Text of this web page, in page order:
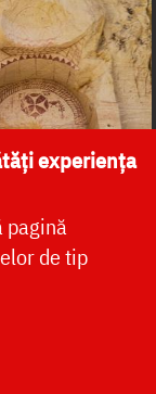
experiența
pagină
de tip